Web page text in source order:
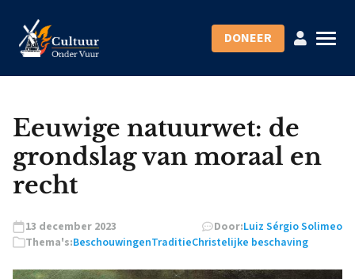
DONEER
Eeuwige natuurwet: de
grondslag van moraal en
recht
13 december 2023 Door:Luiz Sérgio Solimeo
Thema's:BeschouwingenTraditieChristelijke beschaving